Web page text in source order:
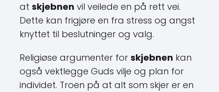
at skjebnen vil veilede en på rett vei.
Dette kan frigjøre en fra stress og angst
knyttet til beslutninger og valg.
Religiøse argumenter for skjebnen kan
også vektlegge Guds vilje og plan for
individet. Troen på at alt som skjer er en